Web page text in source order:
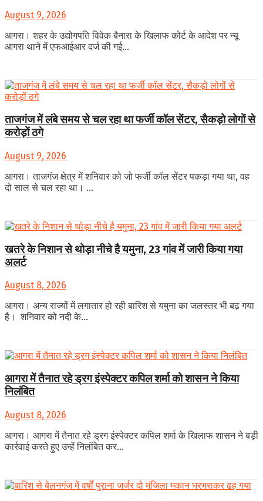
August 9, 2026
आगरा। शहर के उद्योगपति विवेक बैनारा के खिलाफ कोर्ट के आदेश पर न्यू
आगरा थाने में एफआईआर दर्ज की गई...
ताजगंज में लंबे समय से चल रहा था फर्जी कॉल सेंटर, सैकड़ो लोगों से
करोड़ों ठगे
August 9, 2026
आगरा। ताजगंज क्षेत्र में शनिवार को जो फर्जी कॉल सेंटर पकड़ा गया था, वह
दो साल से चल रहा था। ...
खतरे के निशान से थोड़ा नीचे है यमुना, 23 गांव में जारी किया गया
अलर्ट
August 8, 2026
आगरा। अन्य राज्यों में लगातार हो रही बारिश से यमुना का जलस्तर भी बढ़ गया
है। शनिवार को नदी के...
आगरा में तैनात रहे ड्रग इंस्पेक्टर कपिल शर्मा को शासन ने किया
निलंबित
August 8, 2026
आगरा। आगरा में तैनात रहे ड्रग इंस्पेक्टर कपिल शर्मा के खिलाफ शासन ने बड़ी
कार्रवाई करते हुए उन्हें निलंबित कर...